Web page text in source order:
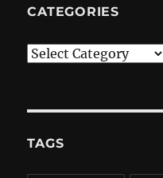
CATEGORIES
Categories
TAGS